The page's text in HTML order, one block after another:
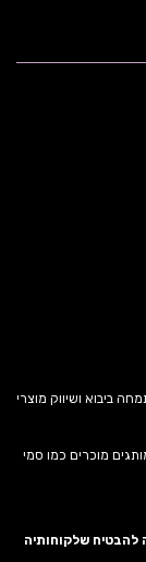
הקטן - אביב ואורן בע"מ נוסדה בשנת 1994 ומתמחה ביבוא ושיווק מוצרי
מוכרים כמו סמי
להבטיח שלקוחותיה